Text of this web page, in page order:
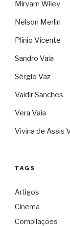
Miryam Wiley
Nelson Merlin
Plínio Vicente
Sandro Vaia
Sérgio Vaz
Valdir Sanches
Vera Vaia
Vivina de Assis
TAGS
Artigos
Cinema
Compilações